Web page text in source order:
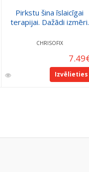
Pirkstu šina īslaicīgai
terapijai. Dažādi izmēri.
CHRISOFIX
7.49
Izvēlieties